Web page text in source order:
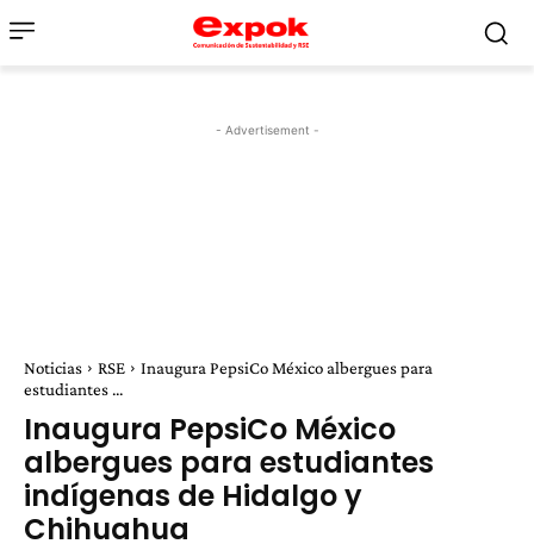
- Advertisement -
Noticias RSE
Inaugura PepsiCo México albergues para
estudiantes ...
Inaugura PepsiCo México
albergues para estudiantes
indígenas de Hidalgo y
Chihuahua